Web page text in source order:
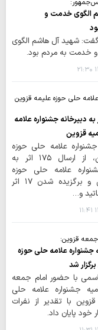
الگوی خدمت و
شهید آل هاشم الگوی
خدمت به مردم بود.
حلی حوزه علیمه قزوین
۱۷۵ اثر به دبیرخانه جشنواره علامه
قزوین
علامه حلی حوزه
علمیه قزوین، از ارسال ۱۷۵ اثر به
علامه حلی حوزه
علمیه قزوین و برگزیده شدن ۱۷ اثر
و…
قزوین:
جشنواره علامه حلی حوزه
شد
با حضور امام جمعه
جشنواره علامه حلی
با تقدیر از نفرات
خود پایان داد.